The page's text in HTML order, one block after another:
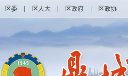
区委 区人大 区政府 区政协